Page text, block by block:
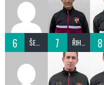
6 ŠEVČÍK DOMINIK 7 ŘIHÁK JAROSLAV 8